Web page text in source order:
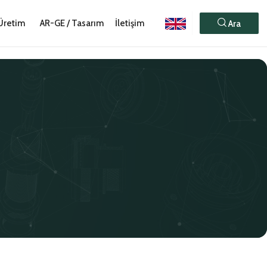
AR-GE / Tasarım İletişim Ara